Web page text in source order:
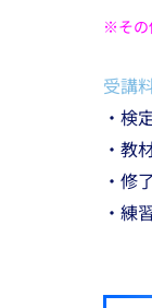
※その
受講
・検
・教
・修
・練